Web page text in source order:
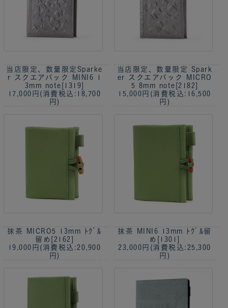
当店限定、数量限定 Sparke
r スクエアバック MINI6 1
3mm note[1319]
17,000円 (消費税込:18,700
円)
当店限定、数量限定
Spark
er スクエアバック MICRO
5 8mm note[2182]
15,000円 (消費税込:16,500
円)
抹茶 MICRO5 13mm ﾄｸﾞﾙ
留め[2162]
19,000円 (消費税込:20,900
円)
抹茶 MINI6 13mm ﾄｸﾞﾙ留
め[1301]
23,000円 (消費税込:25,300
円)